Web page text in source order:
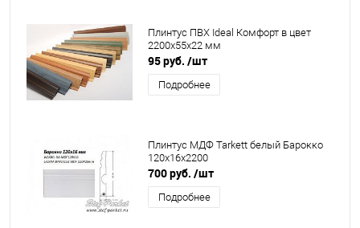
Плинтус ПВХ Ideal Комфорт в цвет
2200x55x22 мм
95 руб. /шт
Подробнее
Плинтус МДФ Tarkett белый Барокко
120х16х2200
700 руб. /шт
Подробнее